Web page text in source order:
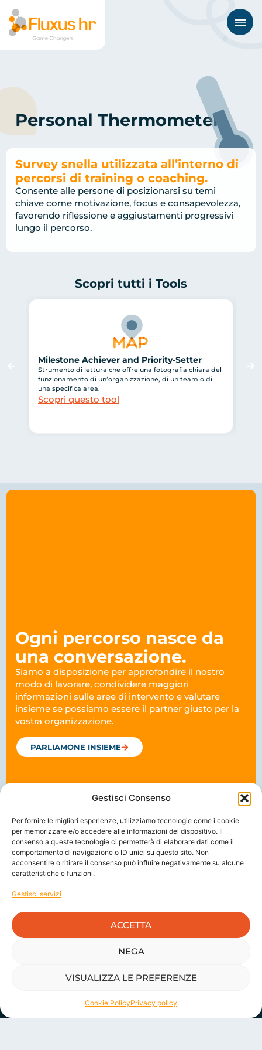
Gestisci Consenso
Per fornire le migliori esperienze, utilizziamo tecnologie come i cookie
per memorizzare e/o accedere alle informazioni del dispositivo. Il
consenso a queste tecnologie ci permetterà di elaborare dati come il
comportamento di navigazione o ID unici su questo sito. Non
acconsentire o ritirare il consenso può influire negativamente su alcune
caratteristiche e funzioni.
Gestisci servizi
ACCETTA
NEGA
VISUALIZZA LE PREFERENZE
Cookie PolicyPrivacy policy
Aree di intervento
I nostri tools
Case studies
Clienti
Contatti
Personal Thermometer
Survey snella utilizzata all’interno di
percorsi di training o coaching.
Consente alle persone di posizionarsi su temi
chiave come motivazione, focus e consapevolezza,
favorendo riflessione e aggiustamenti progressivi
lungo il percorso.
Scopri tutti i Tools
Milestone Achiever and Priority-Setter
Strumento di lettura che offre una fotografia chiara del
funzionamento di un’organizzazione, di un team o di
una specifica area.
Scopri questo tool
Ogni percorso nasce da
una conversazione.
Siamo a disposizione per approfondire il nostro
modo di lavorare, condividere maggiori
informazioni sulle aree di intervento e valutare
insieme se possiamo essere il partner giusto per la
vostra organizzazione.
PARLIAMONE INSIEME
FLUXUS HR - Benefit Company
Consulenza, formazione e strumenti per lo sviluppo delle persone e dei
Tel. +39 06 39730918